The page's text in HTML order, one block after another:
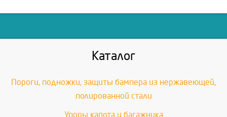
Каталог
Пороги, подножки, защиты бампера из нержавеющей,
полированной стали
Упоры капота и багажника